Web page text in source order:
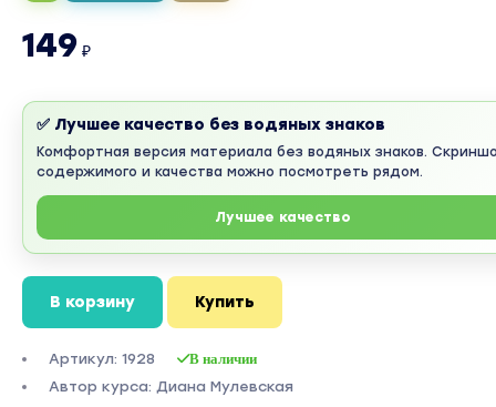
149 ₽
✅ Лучшее качество без водяных знаков
Комфортная версия материала без водяных знаков.
содержимого и качества можно посмотреть рядом.
Лучшее качество
В корзину Купить
Артикул: 1928 В наличии
Автор курса: Диана Мулевская